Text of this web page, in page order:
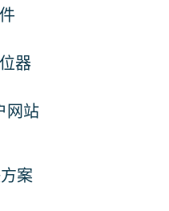
器
网站
案